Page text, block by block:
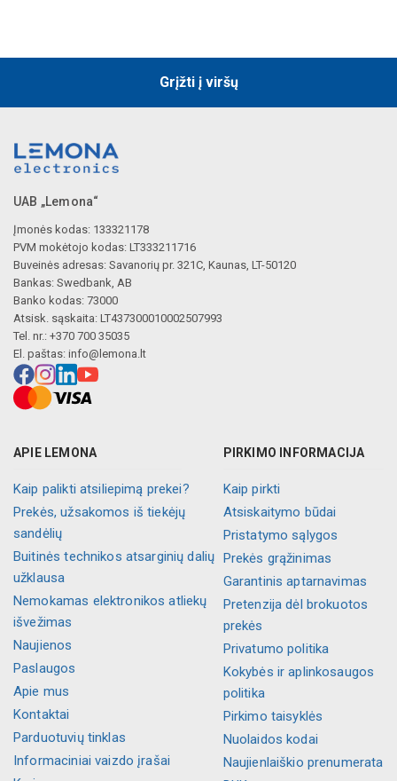
Grįžti į viršų
UAB „Lemona“
Įmonės kodas: 133321178
PVM mokėtojo kodas: LT333211716
Buveinės adresas: Savanorių pr. 321C, Kaunas, LT-50120
Bankas: Swedbank, AB
Banko kodas: 73000
Atsisk. sąskaita: LT437300010002507993
Tel. nr.: +370 700 35035
El. paštas: info@lemona.lt
APIE LEMONA
Kaip palikti atsiliepimą prekei?
Prekės, užsakomos iš tiekėjų
sandėlių
Buitinės technikos atsarginių dalių
užklausa
Nemokamas elektronikos atliekų
išvežimas
Naujienos
Paslaugos
Apie mus
Kontaktai
Parduotuvių tinklas
Informaciniai vaizdo įrašai
PIRKIMO INFORMACIJA
Kaip pirkti
Atsiskaitymo būdai
Pristatymo sąlygos
Prekės grąžinimas
Garantinis aptarnavimas
Pretenzija dėl brokuotos
prekės
Privatumo politika
Kokybės ir aplinkosaugos
politika
Pirkimo taisyklės
Nuolaidos kodai
Naujienlaiškio prenumerata